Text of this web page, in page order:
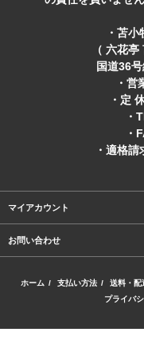
・苫
（ 六花
国道36号
・
・定
・
・
・適格
マイアカウント
お問い合わせ
ホーム / 支払い方法 / 送料・配
プライバ